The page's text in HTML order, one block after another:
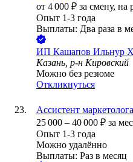
от 4 000 ₽ за смену, на
Опыт 1-3 года
Выплаты: Два раза в
ИП Кашапов Ильнур
Казань, р-н Кировский
Можно без резюме
Откликнуться
Ассистент маркетолога
25 000 – 40 000 ₽ за
Опыт 1-3 года
Можно удалённо
Выплаты: Раз в месяц